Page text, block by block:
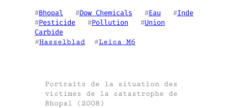
#Bhopal
   #
Dow Chemicals
   #
Eau
   #
Inde
#Pesticide
   #
Pollution
   #
Union
Carbide
#Hasselblad
  #
Leica M6
Portraits de la situation des
victimes de la catastrophe de
Bhopal (2008)